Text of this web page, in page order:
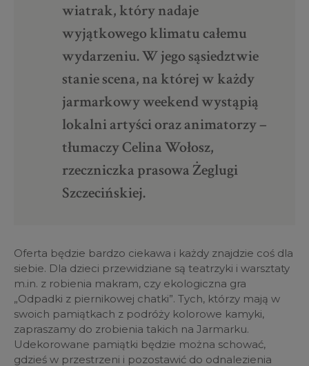
wiatrak, który nadaje
wyjątkowego klimatu całemu
wydarzeniu. W jego sąsiedztwie
stanie scena, na której w każdy
jarmarkowy weekend wystąpią
lokalni artyści oraz animatorzy –
tłumaczy Celina Wołosz,
rzeczniczka prasowa Żeglugi
Szczecińskiej.
Oferta będzie bardzo ciekawa i każdy znajdzie coś dla
siebie. Dla dzieci przewidziane są teatrzyki i warsztaty
m.in. z robienia makram, czy ekologiczna gra
„Odpadki z piernikowej chatki”. Tych, którzy mają w
swoich pamiątkach z podróży kolorowe kamyki,
zapraszamy do zrobienia takich na Jarmarku.
Udekorowane pamiątki będzie można schować,
gdzieś w przestrzeni i pozostawić do odnalezienia